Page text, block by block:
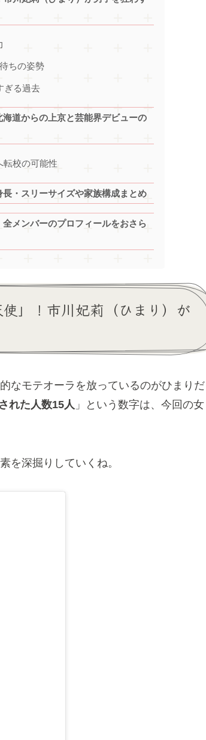
ちの姿勢
ぎる過去
道からの上京と芸能界デビューの
転校の可能性
・スリーサイズや家族構成まとめ
メンバーのプロフィールをおさら
」！市川妃莉（ひまり）が
なモテオーラを放っているのがひまりだ
れた人数15人 」という数字は、今回の女
を深掘りしていくね。